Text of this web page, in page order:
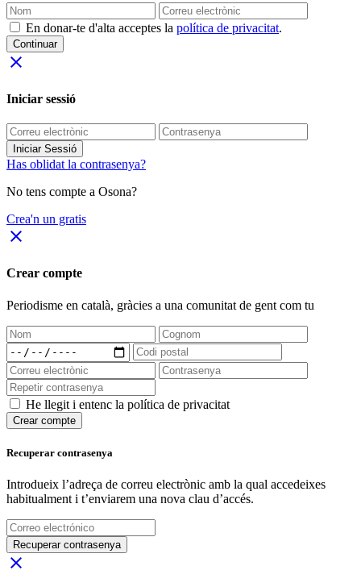
En donar-te d'alta acceptes la política de privacitat.
Continuar
close
Iniciar sessió
Iniciar Sessió
Has oblidat la contrasenya?
No tens compte a Osona?
Crea'n un gratis
close
Crear compte
Periodisme en català, gràcies a una comunitat de gent com tu
He llegit i entenc la política de privacitat
Crear compte
Recuperar contrasenya
Introdueix l’adreça de correu electrònic amb la qual accedeixes
habitualment i t’enviarem una nova clau d’accés.
Recuperar contrasenya
close